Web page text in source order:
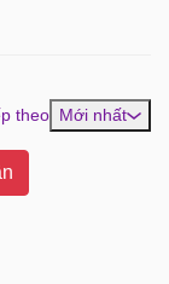
theo Mới nhất